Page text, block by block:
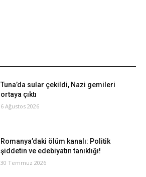
Tuna’da sular çekildi, Nazi gemileri
ortaya çıktı
6 Ağustos 2026
Romanya’daki ölüm kanalı: Politik
şiddetin ve edebiyatın tanıklığı!
30 Temmuz 2026